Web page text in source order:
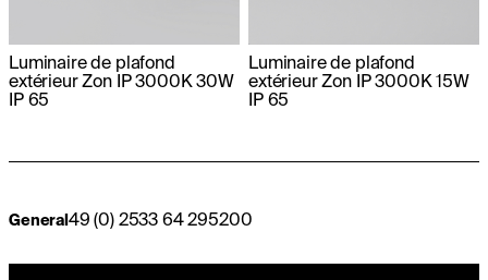
Luminaire de plafond
extérieur Zon IP 3000K 30W
IP 65
Luminaire de plafond
extérieur Zon IP 3000K 15W
IP 65
General49 (0) 2533 64 295200